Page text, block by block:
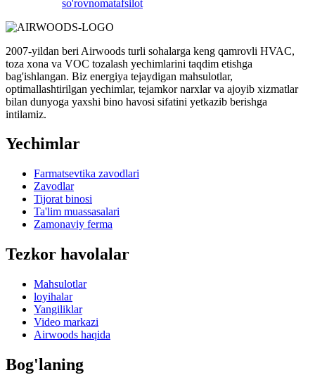
so'rovnomatafsilot
2007-yildan beri Airwoods turli sohalarga keng qamrovli HVAC,
toza xona va VOC tozalash yechimlarini taqdim etishga
bag'ishlangan. Biz energiya tejaydigan mahsulotlar,
optimallashtirilgan yechimlar, tejamkor narxlar va ajoyib xizmatlar
bilan dunyoga yaxshi bino havosi sifatini yetkazib berishga
intilamiz.
Yechimlar
Farmatsevtika zavodlari
Zavodlar
Tijorat binosi
Ta'lim muassasalari
Zamonaviy ferma
Tezkor havolalar
Mahsulotlar
loyihalar
Yangiliklar
Video markazi
Airwoods haqida
Bog'laning